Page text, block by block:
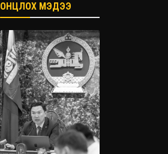
ОНЦЛОХ МЭДЭЭ